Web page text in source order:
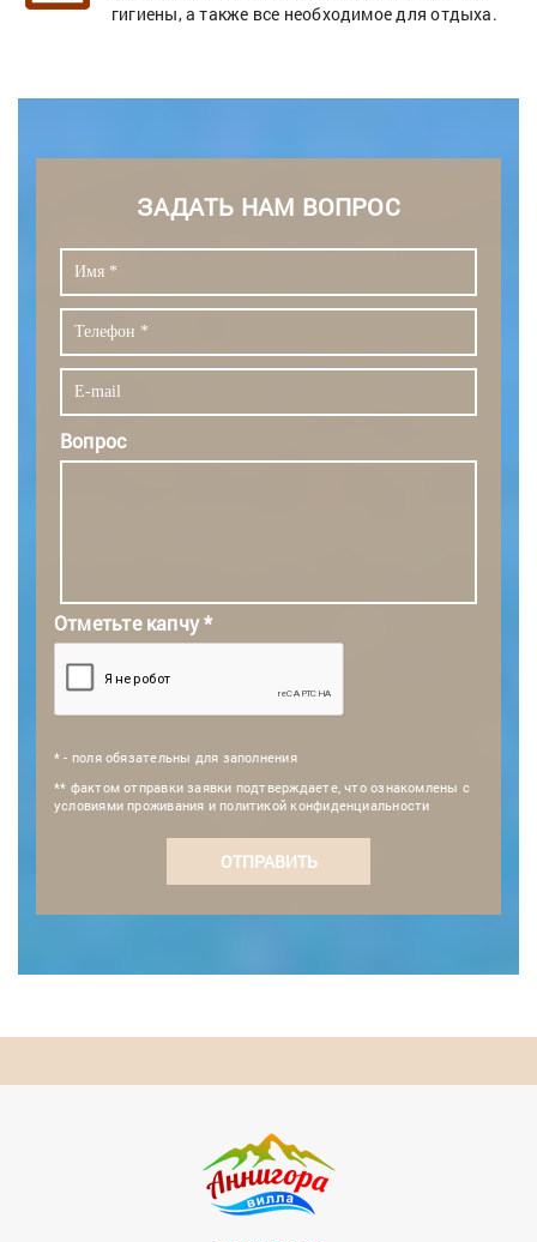
гигиены, а также все необходимое для отдыха.
ЗАДАТЬ НАМ ВОПРОС
Вопрос
Отметьте капчу *
* - поля обязательны для заполнения
** фактом отправки заявки подтверждаете, что ознакомлены с
условиями проживания и политикой конфиденциальности
ОТПРАВИТЬ